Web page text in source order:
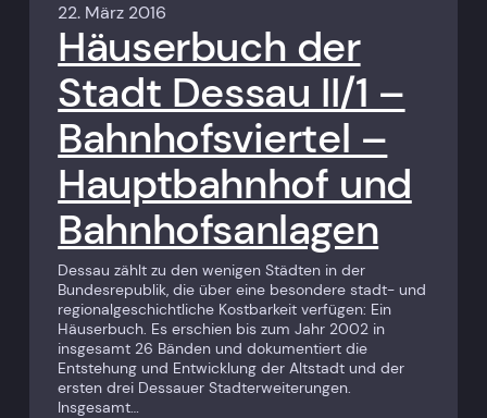
22. März 2016
Häuserbuch der
Stadt Dessau II/1 –
Bahnhofsviertel –
Hauptbahnhof und
Bahnhofsanlagen
Dessau zählt zu den wenigen Städten in der
Bundesrepublik, die über eine besondere stadt- und
regionalgeschichtliche Kostbarkeit verfügen: Ein
Häuserbuch. Es erschien bis zum Jahr 2002 in
insgesamt 26 Bänden und dokumentiert die
Entstehung und Entwicklung der Altstadt und der
ersten drei Dessauer Stadterweiterungen.
Insgesamt…